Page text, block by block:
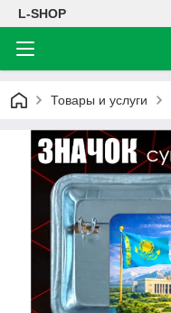
L-SHOP
Товары и услуги